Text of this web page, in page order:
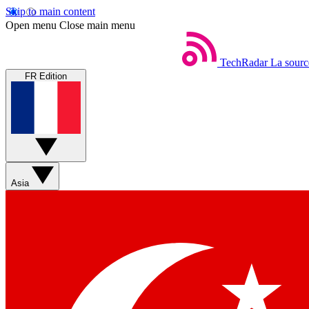
Skip to main content
Open menu Close main menu
TechRadar La
FR Edition
Asia